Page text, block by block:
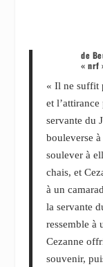
de
« nrf
« Il ne suffit
et
servante du
bouleverse
soulever à
chais, et
à un
la servante
ressemble à
Cezanne
souvenir,